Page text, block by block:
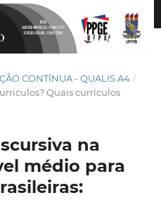
CONTÍNUA - QUALIS A4 /
Quais currículos
na
médio para